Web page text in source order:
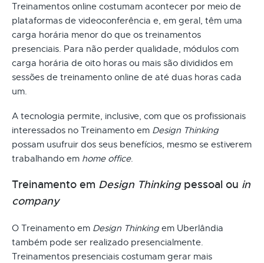
Treinamentos online costumam acontecer por meio de
plataformas de videoconferência e, em geral, têm uma
carga horária menor do que os treinamentos
presenciais. Para não perder qualidade, módulos com
carga horária de oito horas ou mais são divididos em
sessões de treinamento online de até duas horas cada
um.
A tecnologia permite, inclusive, com que os profissionais
interessados no Treinamento em Design Thinking
possam usufruir dos seus benefícios, mesmo se estiverem
trabalhando em home office.
Treinamento em Design Thinkingpessoal ou in
company
O Treinamento em Design Thinking em Uberlândia
também pode ser realizado presencialmente.
Treinamentos presenciais costumam gerar mais